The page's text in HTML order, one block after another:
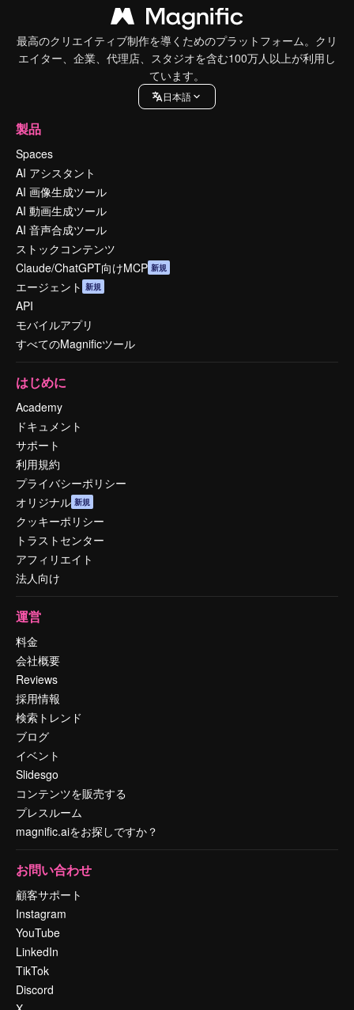
最高のクリエイティブ制作を導くためのプラットフォーム。クリ
エイター、企業、代理店、スタジオを含む100万人以上が利用し
ています。
日本語
製品
Spaces
AI アシスタント
AI 画像生成ツール
AI 動画生成ツール
AI 音声合成ツール
ストックコンテンツ
Claude/ChatGPT向けMCP 新規
エージェント 新規
API
モバイルアプリ
すべてのMagnificツール
はじめに
Academy
ドキュメント
サポート
利用規約
プライバシーポリシー
オリジナル 新規
クッキーポリシー
トラストセンター
アフィリエイト
法人向け
運営
料金
会社概要
Reviews
採用情報
検索トレンド
ブログ
イベント
Slidesgo
コンテンツを販売する
プレスルーム
magnific.aiをお探しですか？
お問い合わせ
顧客サポート
Instagram
YouTube
LinkedIn
TikTok
Discord